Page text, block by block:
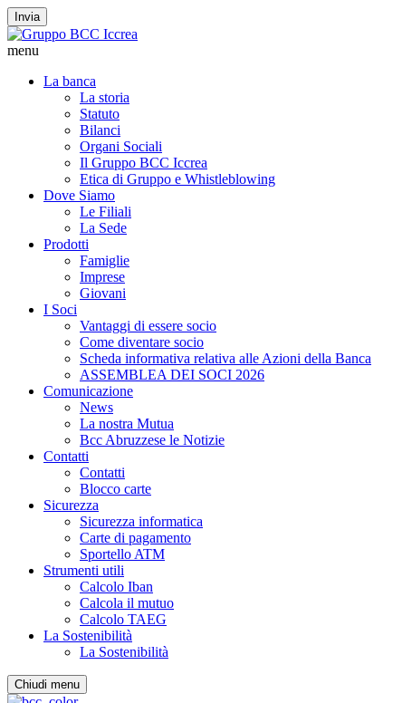
Invia
menu
La banca
La storia
Statuto
Bilanci
Organi Sociali
Il Gruppo BCC Iccrea
Etica di Gruppo e Whistleblowing
Dove Siamo
Le Filiali
La Sede
Prodotti
Famiglie
Imprese
Giovani
I Soci
Vantaggi di essere socio
Come diventare socio
Scheda informativa relativa alle Azioni della Banca
ASSEMBLEA DEI SOCI 2026
Comunicazione
News
La nostra Mutua
Bcc Abruzzese le Notizie
Contatti
Contatti
Blocco carte
Sicurezza
Sicurezza informatica
Carte di pagamento
Sportello ATM
Strumenti utili
Calcolo Iban
Calcola il mutuo
Calcolo TAEG
La Sostenibilità
La Sostenibilità
Chiudi menu